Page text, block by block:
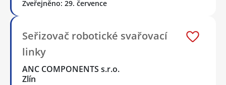
Zveřejněno: 29. července
Seřizovač robotické svařovací
linky
ANC COMPONENTS s.r.o.
Zlín